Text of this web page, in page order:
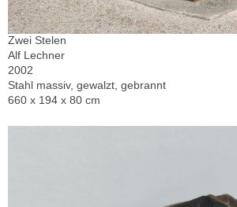
Zwei Stelen
Alf Lechner
2002
Stahl massiv, gewalzt, gebrannt
660 x 194 x 80 cm